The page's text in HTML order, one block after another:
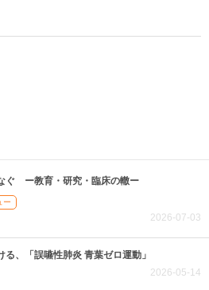
ぐ ー教育・研究・臨床の轍ー
ー
2026-07-03
る、「誤嚥性肺炎 青葉ゼロ運動」
2026-05-14